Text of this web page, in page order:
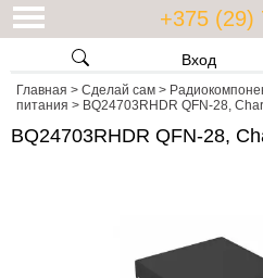
+375 (29)
Вход
Главная > Сделай сам >
питания > BQ24703RHDR QFN-28,
BQ24703RHDR QFN-28,